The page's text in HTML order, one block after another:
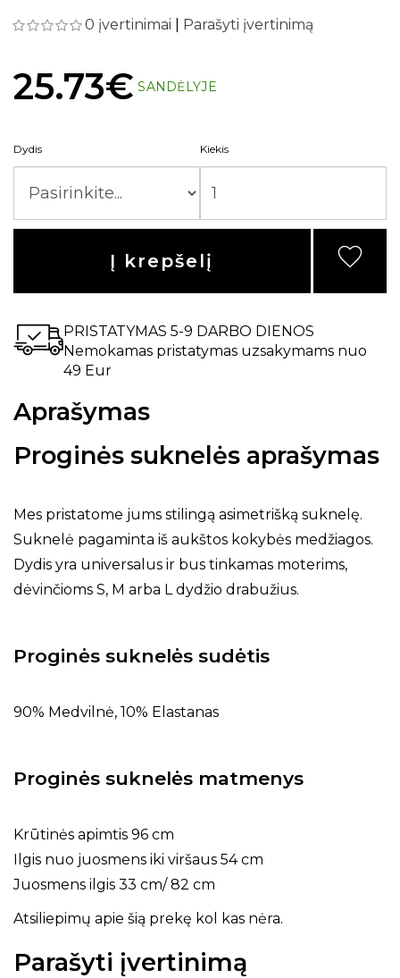
0 įvertinimai
Parašyti įvertinimą
25.73€ SANDĖLYJE
Dydis Kiekis
Į krepšelį
PRISTATYMAS 5-9 DARBO DIENOS
Nemokamas pristatymas uzsakymams nuo
49 Eur
Aprašymas
Proginės suknelės aprašymas
Mes pristatome jums stilingą asimetrišką suknelę.
Suknelė pagaminta iš aukštos kokybės medžiagos.
Dydis yra universalus ir bus tinkamas moterims,
dėvinčioms S, M arba L dydžio drabužius.
Proginės suknelės sudėtis
90% Medvilnė, 10% Elastanas
Proginės suknelės matmenys
Krūtinės apimtis 96 cm
Ilgis nuo juosmens iki viršaus 54 cm
Juosmens ilgis 33 cm/ 82 cm
Atsiliepimų apie šią prekę kol kas nėra.
Parašyti įvertinimą